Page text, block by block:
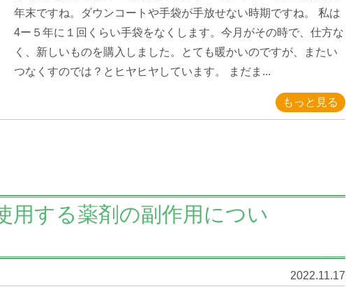
年末ですね。ダウンコートや手袋が手放せない時期ですね。 私は
4ー５年に１回くらい手袋をなくします。今月がその時で、仕方な
く、新しいものを購入しました。とても暖かいのですが、またい
つなくすのでは？とヒヤヒヤしています。 まだま...
もっと見る
用する薬剤の副作用につい
2022.11.17